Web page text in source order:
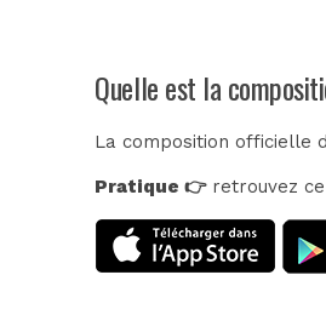
Quelle est la
La composition officielle
Pratique 👉retrouvez ce